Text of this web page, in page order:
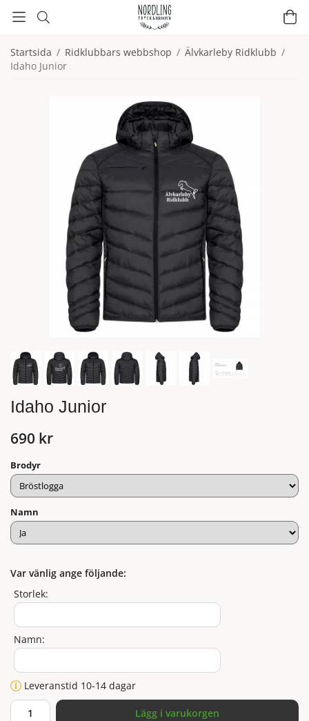
Startsida / Ridklubbars webbshop / Älvkarleby Ridklubb /
Idaho Junior
Idaho Junior
690 kr
Brodyr
Namn
Var vänlig ange följande:
Storlek:
Namn:
Leveranstid 10-14 dagar
Lägg i varukorgen